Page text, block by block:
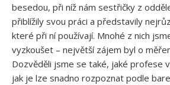
besedou, při níž nám sestřičky z
přiblížily svou práci a představily
které při ní používají. Mnohé z nich
vyzkoušet – největší zájem byl o
Dozvěděli jsme se také, jaké profese
jak je lze snadno rozpoznat podle